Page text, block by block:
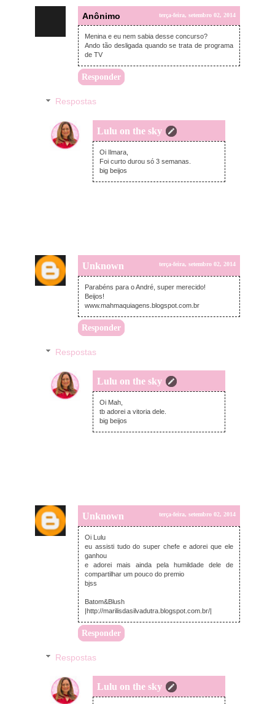
Anônimo terça-feira, setembro 02, 2014
Menina e eu nem sabia desse concurso?
Ando tão desligada quando se trata de programa
de TV
Responder
Respostas
Lulu on the sky
quarta-feira, setembro 03, 2014
Oi Ilmara,
Foi curto durou só 3 semanas.
big beijos
Unknown terça-feira, setembro 02, 2014
Parabéns para o André, super merecido!
Beijos!
www.mahmaquiagens.blogspot.com.br
Responder
Respostas
Lulu on the sky
quarta-feira, setembro 03, 2014
Oi Mah,
tb adorei a vitoria dele.
big beijos
Unknown terça-feira, setembro 02, 2014
Oi Lulu
eu assisti tudo do super chefe e adorei que ele
ganhou
e adorei mais ainda pela humildade dele de
compartilhar um pouco do premio
bjss
Batom&Blush
|http://marilisdasilvadutra.blogspot.com.br/|
Responder
Respostas
Lulu on the sky
quarta-feira, setembro 03, 2014